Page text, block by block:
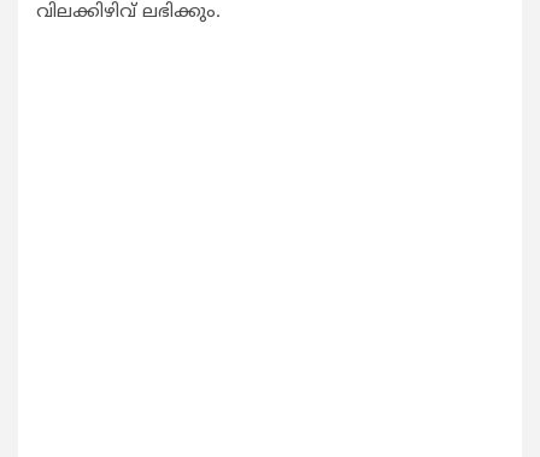
വിലക്കിഴിവ് ലഭിക്കും.